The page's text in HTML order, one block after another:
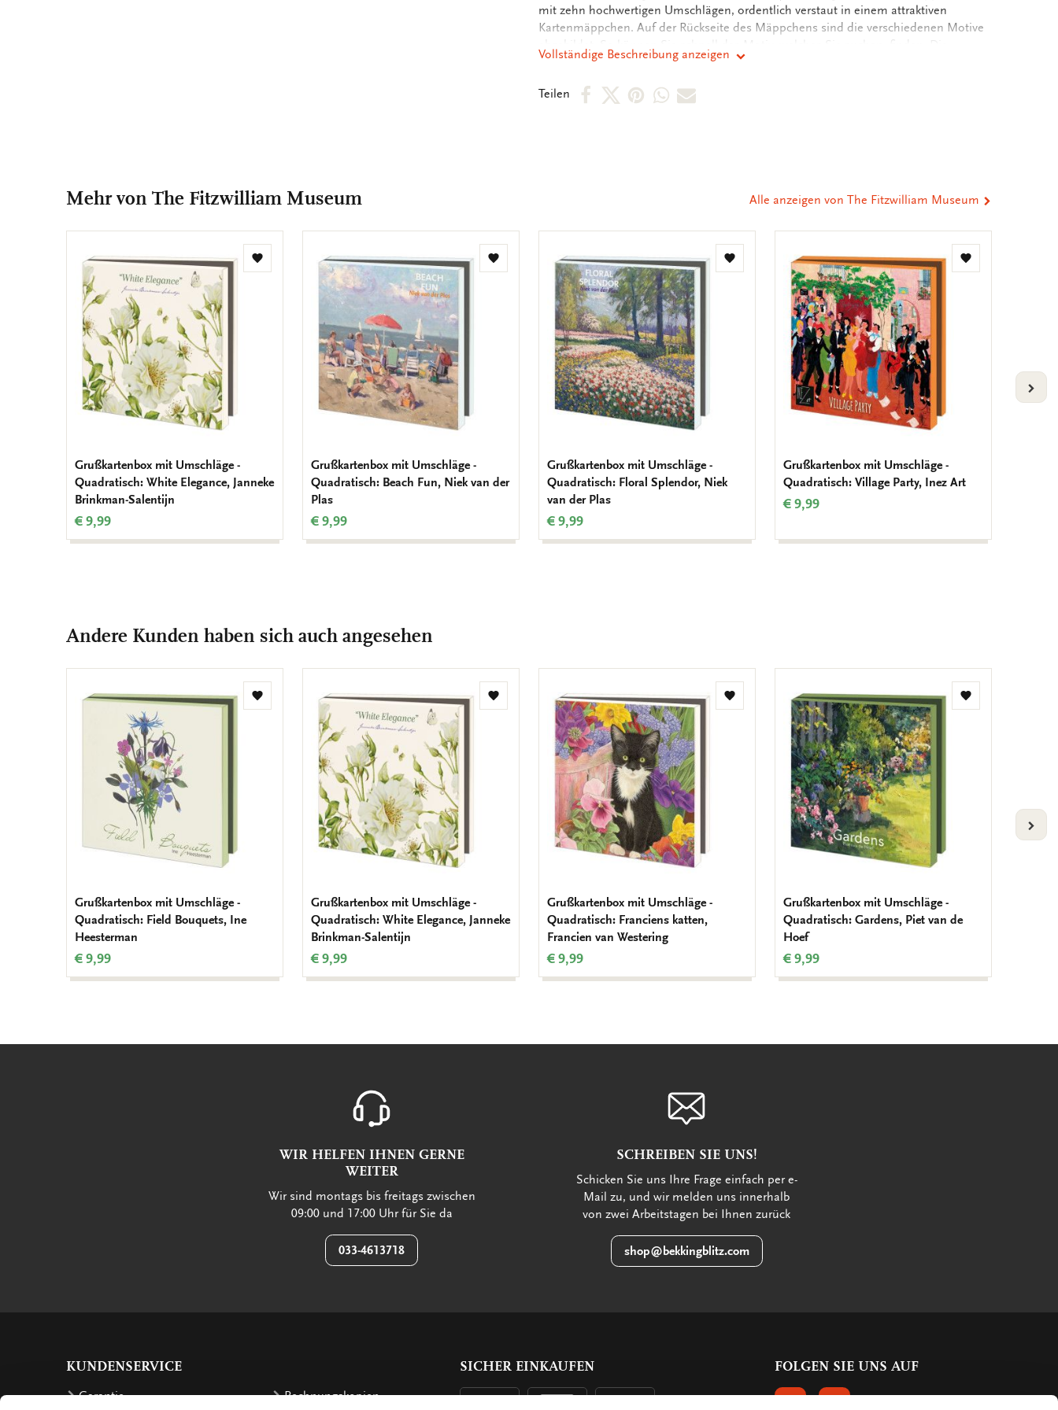
mit zehn hochwertigen Umschlägen, ordentlich verstaut in einem attraktiven
Kartenmäppchen. Auf der Rückseite des Mäppchens sind die verschiedenen Motive
abgebildet. So können Sie schnell das Motiv, welches Sie suchen, finden. Die
Innenseite der Karten sind unbedruckt, sodass Sie genügend Raum für Ihre
Vollständige Beschreibung anzeigen
Teilen
Per Per Per PerPer
Mehr von The Fitzwilliam Museum Alle anzeigen von The Fitzwilliam Museum
Zur
Grußkartenbox mit Umschläge -
Quadratisch: White Elegance, Janneke
Brinkman-Salentijn
€ 9,99
Zur
Wunschliste
Grußkartenbox mit Umschläge -
Quadratisch: Beach Fun, Niek van der
Plas
€ 9,99
Zur
Wunschliste
Grußkartenbox mit Umschläge -
Quadratisch: Floral Splendor, Niek
van der Plas
€ 9,99
Zur
Grußkartenbox mit Umschläge -
Quadratisch: Village Party, Inez Art
€ 9,99
Andere Kunden haben sich auch angesehen
Zur
Wunschliste
Grußkartenbox mit Umschläge -
Quadratisch: Field Bouquets, Ine
Heesterman
€ 9,99
Zur
Wunschliste
Grußkartenbox mit Umschläge -
Quadratisch: White Elegance, Janneke
Brinkman-Salentijn
€ 9,99
Zur
Wunschliste
Grußkartenbox mit Umschläge -
Quadratisch: Franciens katten,
Francien van Westering
€ 9,99
Zur
Grußkartenbox mit Umschläge -
Quadratisch: Gardens, Piet van de
Hoef
€ 9,99
WIR HELFEN IHNEN GERNE
WEITER
Wir sind montags bis freitags zwischen
09:00 und 17:00 Uhr für Sie da
033-4613718
SCHREIBEN SIE UNS!
Schicken Sie uns Ihre Frage einfach per e-
Mail zu, und wir melden uns innerhalb
von zwei Arbeitstagen bei Ihnen zurück
shop@bekkingblitz.com
KUNDENSERVICE
Garantie Rechnungskopien
SICHER EINKAUFEN FOLGEN SIE UNS AUF